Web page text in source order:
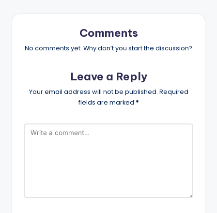
Comments
No comments yet. Why don’t you start the discussion?
Leave a Reply
Your email address will not be published. Required
fields are marked *